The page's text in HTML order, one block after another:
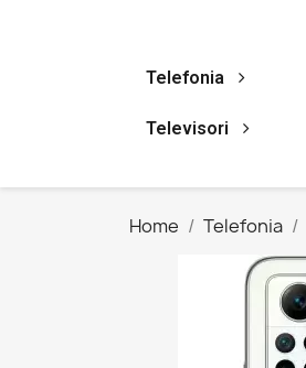
Telefonia
Televisori
Home Telefonia